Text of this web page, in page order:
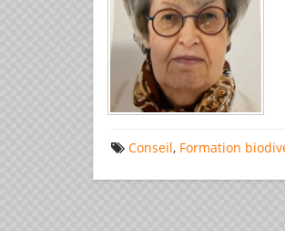
Conseil, Formation